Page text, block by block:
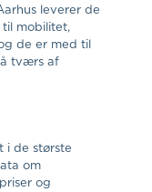
leverer de
mobilitet,
de er med til
tværs af
i de største
om
og